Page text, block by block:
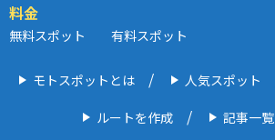
料金
無料スポット 有料スポット
モトスポットとは 人気スポット
ルートを作成 記事一覧